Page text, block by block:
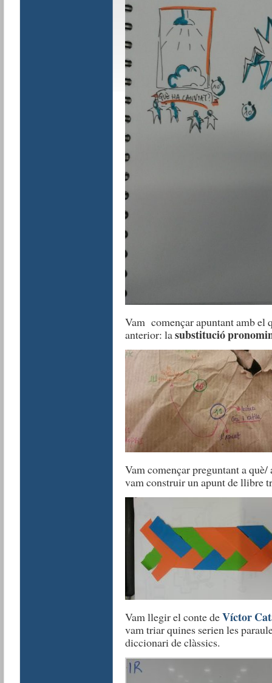
Vam començar apuntant amb el
anterior: lasubstitució
Vam començar preguntant a
vam construir un apunt de llibre
Vam llegir el conte deVíctor
vam triar quines serien les
diccionari de clàssics.